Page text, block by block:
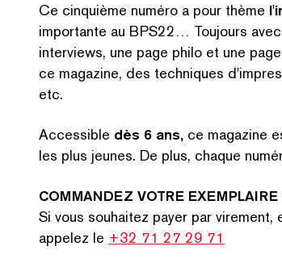
Ce cinquième numéro a pour thème
importante au BPS22… Toujours
interviews, une page philo et une
ce magazine, des techniques
etc.
Accessible dès 6 ans, ce magazine
les plus jeunes. De plus, chaque
COMMANDEZ VOTRE
Si vous souhaitez payer par virement,
appelez le +32 71 27 29 71